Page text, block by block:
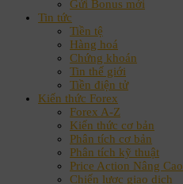
Gửi Bonus mới
Tin tức
Tiền tệ
Hàng hoá
Chứng khoán
Tin thế giới
Tiền điện tử
Kiến thức Forex
Forex A-Z
Kiến thức cơ bản
Phân tích cơ bản
Phân tích kỹ thuật
Price Action Nâng Cao
Chiến lược giao dịch